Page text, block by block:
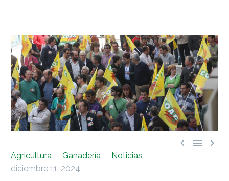
  
Agricultura Ganadería
Noticias
diciembre 11, 2024